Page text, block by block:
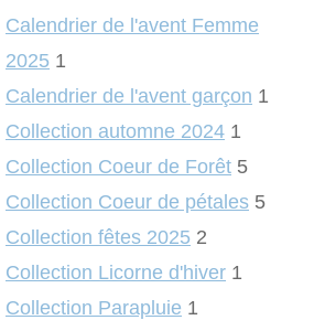
Calendrier de l'avent Femme
2025 1
Calendrier de l'avent garçon 1
Collection automne 2024 1
Collection Coeur de Forêt 5
Collection Coeur de pétales 5
Collection fêtes 2025 2
Collection Licorne d'hiver 1
Collection Parapluie 1